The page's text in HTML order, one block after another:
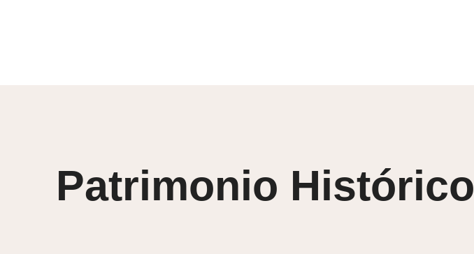
Patrimonio Histórico